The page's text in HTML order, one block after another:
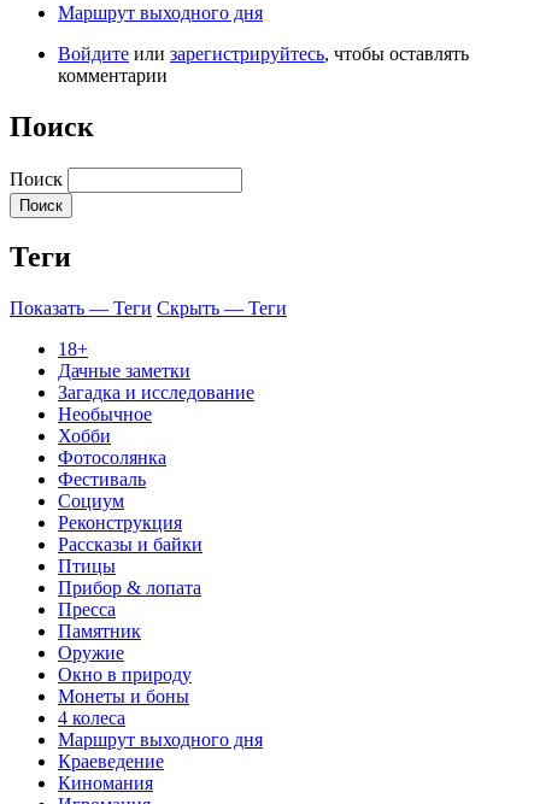
Маршрут выходного дня
Войдите или зарегистрируйтесь, чтобы оставлять
комментарии
Поиск
Поиск
Теги
Показать — Теги Скрыть — Теги
18+
Дачные заметки
Загадка и исследование
Необычное
Хобби
Фотосолянка
Фестиваль
Социум
Реконструкция
Рассказы и байки
Птицы
Прибор & лопата
Пресса
Памятник
Оружие
Окно в природу
Монеты и боны
4 колеса
Маршрут выходного дня
Краеведение
Киномания